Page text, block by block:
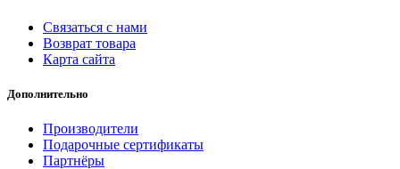
Связаться с нами
Возврат товара
Карта сайта
Дополнительно
Производители
Подарочные сертификаты
Партнёры